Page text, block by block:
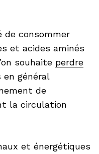
de consommer
et acides aminés
souhaite perdre
en général
de
la circulation
et énergétiques